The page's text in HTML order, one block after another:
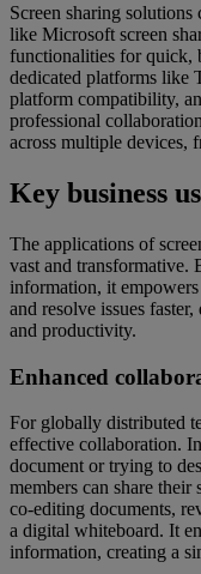
Screen sharing
like Microsoft screen
functionalities for quick,
dedicated platforms like
platform compatibility,
professional
across multiple devices,
Key business
The applications of
vast and transformative.
information, it
and resolve issues
and productivity.
Enhanced
For globally distributed
effective collaboration.
document or trying to
members can share
co-editing documents,
a digital whiteboard. It
information, creating a